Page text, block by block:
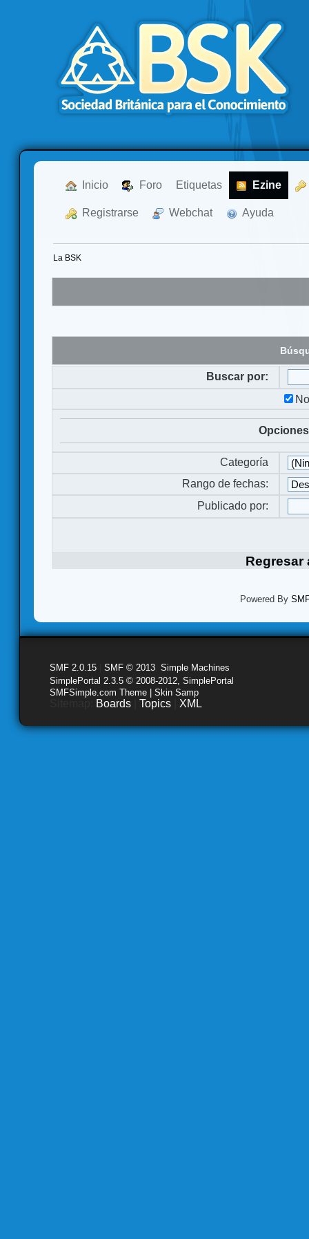
Inicio Foro Etiquetas Ezine
Registrarse Webchat Ayuda
La BSK
Buscar por:
Categoría
Rango de fechas:
Publicado por:
Regresar
Powered By
SMF 2.0.15 SMF © 2013 Simple Machines
SimplePortal 2.3.5 © 2008-2012, SimplePortal
SMFSimple.com Theme | Skin Samp
Boards Topics XML